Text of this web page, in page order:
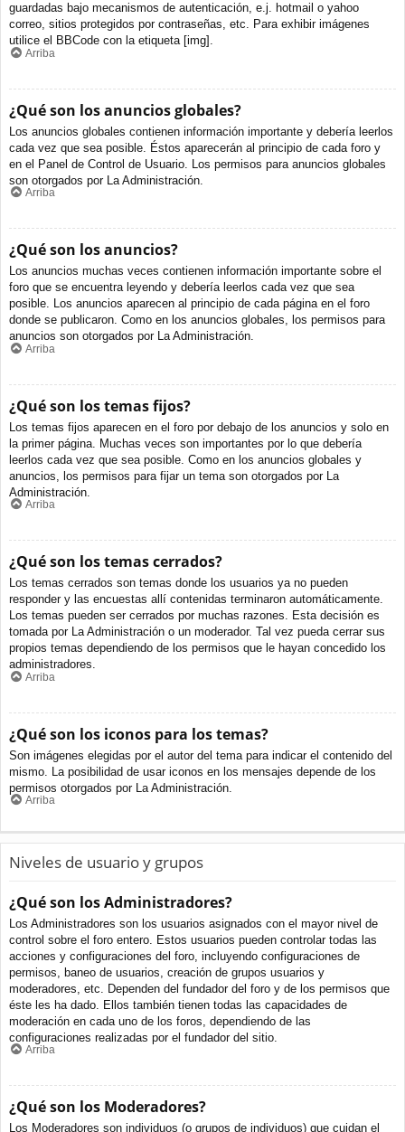
guardadas bajo mecanismos de autenticación, e.j. hotmail o yahoo
correo, sitios protegidos por contraseñas, etc. Para exhibir imágenes
utilice el BBCode con la etiqueta [img].
Arriba
¿Qué son los anuncios globales?
Los anuncios globales contienen información importante y debería leerlos
cada vez que sea posible. Éstos aparecerán al principio de cada foro y
en el Panel de Control de Usuario. Los permisos para anuncios globales
son otorgados por La Administración.
Arriba
¿Qué son los anuncios?
Los anuncios muchas veces contienen información importante sobre el
foro que se encuentra leyendo y debería leerlos cada vez que sea
posible. Los anuncios aparecen al principio de cada página en el foro
donde se publicaron. Como en los anuncios globales, los permisos para
anuncios son otorgados por La Administración.
Arriba
¿Qué son los temas fijos?
Los temas fijos aparecen en el foro por debajo de los anuncios y solo en
la primer página. Muchas veces son importantes por lo que debería
leerlos cada vez que sea posible. Como en los anuncios globales y
anuncios, los permisos para fijar un tema son otorgados por La
Administración.
Arriba
¿Qué son los temas cerrados?
Los temas cerrados son temas donde los usuarios ya no pueden
responder y las encuestas allí contenidas terminaron automáticamente.
Los temas pueden ser cerrados por muchas razones. Esta decisión es
tomada por La Administración o un moderador. Tal vez pueda cerrar sus
propios temas dependiendo de los permisos que le hayan concedido los
administradores.
Arriba
¿Qué son los iconos para los temas?
Son imágenes elegidas por el autor del tema para indicar el contenido del
mismo. La posibilidad de usar iconos en los mensajes depende de los
permisos otorgados por La Administración.
Arriba
Niveles de usuario y grupos
¿Qué son los Administradores?
Los Administradores son los usuarios asignados con el mayor nivel de
control sobre el foro entero. Estos usuarios pueden controlar todas las
acciones y configuraciones del foro, incluyendo configuraciones de
permisos, baneo de usuarios, creación de grupos usuarios y
moderadores, etc. Dependen del fundador del foro y de los permisos que
éste les ha dado. Ellos también tienen todas las capacidades de
moderación en cada uno de los foros, dependiendo de las
configuraciones realizadas por el fundador del sitio.
Arriba
¿Qué son los Moderadores?
Los Moderadores son individuos (o grupos de individuos) que cuidan el